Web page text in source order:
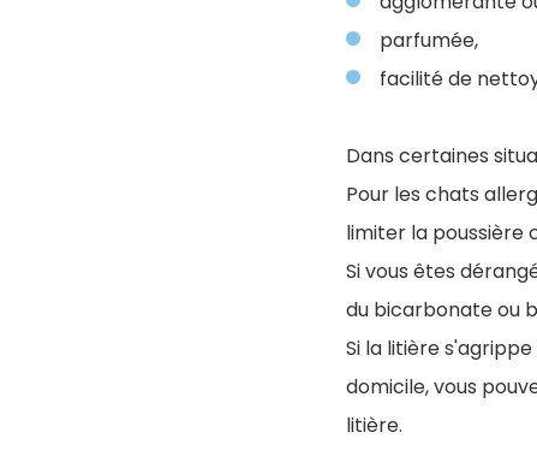
parfumée,
facilité de
Dans certaines
Pour les chats
limiter la poussière
Si vous êtes
du bicarbonate ou
Si la litière
domicile, vous
litière.